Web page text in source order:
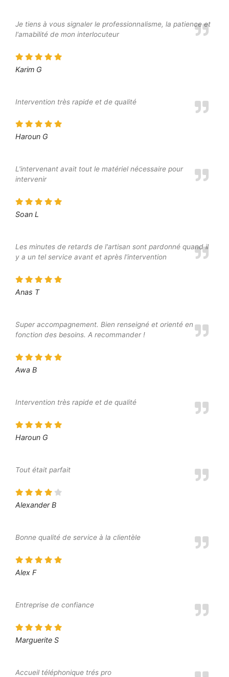
Je tiens à vous signaler le professionnalisme, la patience et
l'amabilité de mon interlocuteur
Karim G
Intervention très rapide et de qualité
Haroun G
L'intervenant avait tout le matériel nécessaire pour
intervenir
Soan L
Les minutes de retards de l'artisan sont pardonné quand il
y a un tel service avant et après l'intervention
Anas T
Super accompagnement. Bien renseigné et orienté en
fonction des besoins. A recommander !
Awa B
Intervention très rapide et de qualité
Haroun G
Tout était parfait
Alexander B
Bonne qualité de service à la clientèle
Alex F
Entreprise de confiance
Marguerite S
Accueil téléphonique trés pro